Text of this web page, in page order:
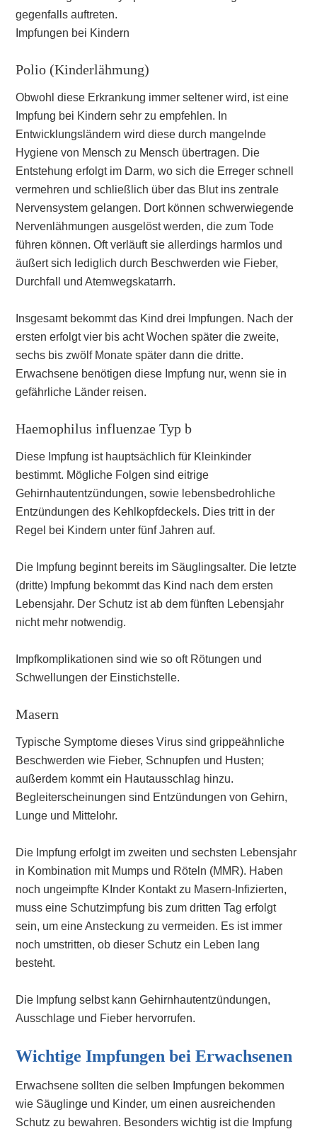
gegenfalls auftreten.
Impfungen bei Kindern
Polio (Kinderlähmung)
Obwohl diese Erkrankung immer seltener wird, ist eine
Impfung bei Kindern sehr zu empfehlen. In
Entwicklungsländern wird diese durch mangelnde
Hygiene von Mensch zu Mensch übertragen. Die
Entstehung erfolgt im Darm, wo sich die Erreger schnell
vermehren und schließlich über das Blut ins zentrale
Nervensystem gelangen. Dort können schwerwiegende
Nervenlähmungen ausgelöst werden, die zum Tode
führen können. Oft verläuft sie allerdings harmlos und
äußert sich lediglich durch Beschwerden wie Fieber,
Durchfall und Atemwegskatarrh.
Insgesamt bekommt das Kind drei Impfungen. Nach der
ersten erfolgt vier bis acht Wochen später die zweite,
sechs bis zwölf Monate später dann die dritte.
Erwachsene benötigen diese Impfung nur, wenn sie in
gefährliche Länder reisen.
Haemophilus influenzae Typ b
Diese Impfung ist hauptsächlich für Kleinkinder
bestimmt. Mögliche Folgen sind eitrige
Gehirnhautentzündungen, sowie lebensbedrohliche
Entzündungen des Kehlkopfdeckels. Dies tritt in der
Regel bei Kindern unter fünf Jahren auf.
Die Impfung beginnt bereits im Säuglingsalter. Die letzte
(dritte) Impfung bekommt das Kind nach dem ersten
Lebensjahr. Der Schutz ist ab dem fünften Lebensjahr
nicht mehr notwendig.
Impfkomplikationen sind wie so oft Rötungen und
Schwellungen der Einstichstelle.
Masern
Typische Symptome dieses Virus sind grippeähnliche
Beschwerden wie Fieber, Schnupfen und Husten;
außerdem kommt ein Hautausschlag hinzu.
Begleiterscheinungen sind Entzündungen von Gehirn,
Lunge und Mittelohr.
Die Impfung erfolgt im zweiten und sechsten Lebensjahr
in Kombination mit Mumps und Röteln (MMR). Haben
noch ungeimpfte KInder Kontakt zu Masern-Infizierten,
muss eine Schutzimpfung bis zum dritten Tag erfolgt
sein, um eine Ansteckung zu vermeiden. Es ist immer
noch umstritten, ob dieser Schutz ein Leben lang
besteht.
Die Impfung selbst kann Gehirnhautentzündungen,
Ausschlage und Fieber hervorrufen.
Wichtige Impfungen bei Erwachsenen
Erwachsene sollten die selben Impfungen bekommen
wie Säuglinge und Kinder, um einen ausreichenden
Schutz zu bewahren. Besonders wichtig ist die Impfung